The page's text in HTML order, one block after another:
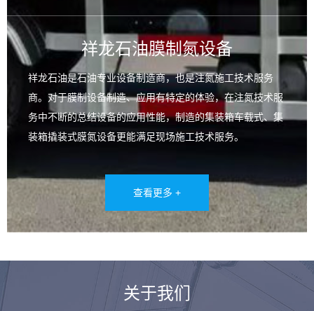
祥龙石油膜制氮设备
祥龙石油是石油专业设备制造商，也是注氮施工技术服务
商。对于膜制设备制造、应用有特定的体验，在注氮技术服
务中不断的总结设备的应用性能，制造的集装箱车载式、集
装箱撬装式膜氮设备更能满足现场施工技术服务。
查看更多 +
关于我们